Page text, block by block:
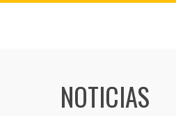
Skip
NOTICIAS